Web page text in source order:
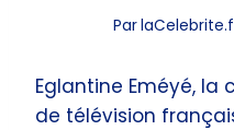
Par
Eglantine Eméyé, la
de télévision